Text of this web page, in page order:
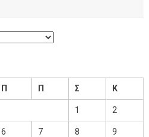
Π Π Σ Κ
1 2
6 7 8 9